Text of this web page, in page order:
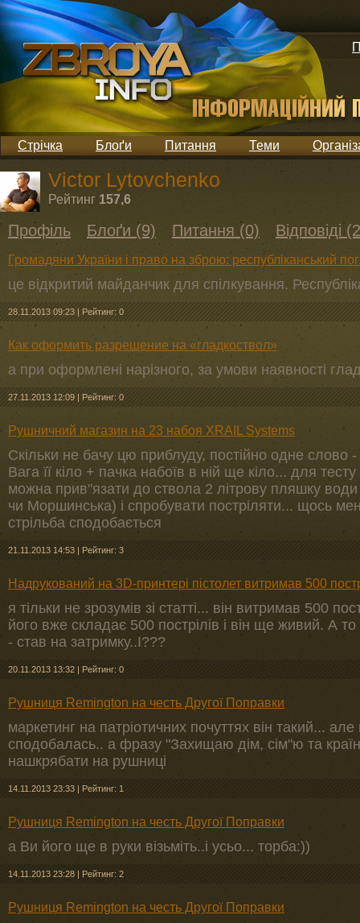
Стрічка Блоґи Питання Теми
Victor Lytovchenko
Рейтинг 157,6
Профіль Блоґи (9) Питання (0) Відповіді
Громадяни України і право на зброю: республіканський
це відкритий майданчик для спілкування.
28.11.2013 09:23 | Рейтинг: 0
Как оформить разрешение на «гладкоствол»
а при оформлені нарізного, за умови наявності
27.11.2013 12:09 | Рейтинг: 0
Рушничний магазин на 23 набоя XRAIL Systems
Скільки не бачу цю приблуду, постійно одне слово
Вага її кіло + пачка набоїв в ній ще кіло... для
можна прив"язати до ствола 2 літрову пляшку
чи Моршинська) і спробувати постріляти... щось
стрільба сподобається
21.11.2013 14:53 | Рейтинг: 3
Надрукований на 3D-принтері пістолет витримав 500
я тільки не зрозумів зі статті... він витримав 500
його вже складає 500 пострілів і він ще живий. А
- став на затримку..І???
20.11.2013 13:32 | Рейтинг: 0
Рушниця Remington на честь Другої Поправки
маркетинг на патріотичних почуттях він такий...
сподобалась.. а фразу "Захищаю дім, сім"ю та
нашкрябати на рушниці
14.11.2013 23:33 | Рейтинг: 1
Рушниця Remington на честь Другої Поправки
а Ви його ще в руки візьміть..і усьо... торба:))
14.11.2013 23:28 | Рейтинг: 2
Рушниця Remington на честь Другої Поправки